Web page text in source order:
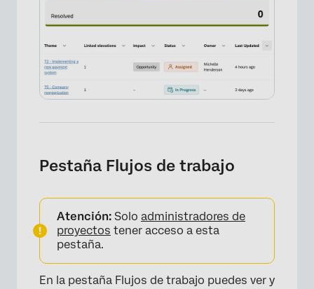
Pestaña Flujos de trabajo
Atención: Solo administradores de
proyectos tener acceso a esta
pestaña.
En la pestaña Flujos de trabajo puedes ver y